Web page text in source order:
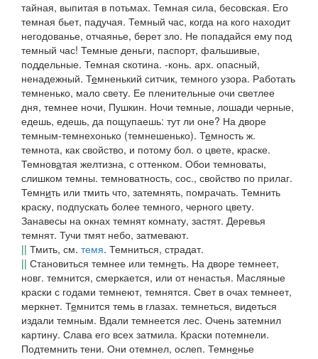
тайная, выпитая в потьмах. Темная сила, бесовская. Его
темная бьет, падучая. Темный час, когда на кого находит
негодованье, отчаянье, берет зло. Не попадайся ему под
темный час! Темные деньги, паспорт, фальшивые,
поддельные. Темная скотина. -конь. арх. опасный,
ненадежный. Темненький ситчик, темного узора. Работать
темненько, мало свету. Ее пленительные очи светлее
дня, темнее ночи, Пушкин. Ночи темные, лошади черные,
едешь, едешь, да пощупаешь: тут ли оне? На дворе
темным-темнехонько (темнешенько). Темность ж.
темнота, как свойство, и потому бол. о цвете, краске.
Темноватая желтизна, с оттенком. Обои темноваты,
слишком темны. темноватность, сос., свойство по прилаг.
Темнить или тмить что, затемнять, помрачать. Темнить
краску, подпускать более темного, черного цвету.
Занавесы на окнах темнят комнату, застят. Деревья
темнят. Тучи тмят небо, затмевают.
|| Тмить, см. темя. Темниться, страдат.
|| Становиться темнее или темнеть. На дворе темнеет,
новг. темнится, смеркается, или от ненастья. Масляные
краски с годами темнеют, темнятся. Свет в очах темнеет,
меркнет. Темнится темь в глазах. темнеться, видеться
издали темным. Вдали темнеется лес. Очень затемнил
картину. Слава его всех затмила. Краски потемнели.
Подтемнить тени. Они отемнел, ослеп. Темненье